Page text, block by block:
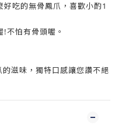
吃的無骨鳳爪，喜歡小酌1
不怕有骨頭喔。
滋味，獨特口感讓您讚不絕